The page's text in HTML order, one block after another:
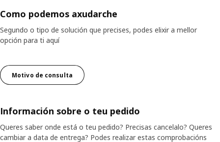
Como podemos axudarche
Segundo o tipo de solución que precises, podes elixir a mellor
opción para ti aquí
Motivo de consulta
Información sobre o teu pedido
Queres saber onde está o teu pedido? Precisas cancelalo? Queres
cambiar a data de entrega? Podes realizar estas comprobacións